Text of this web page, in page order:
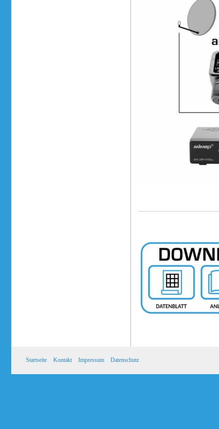
Startseite Kontakt Impressum Datenschutz